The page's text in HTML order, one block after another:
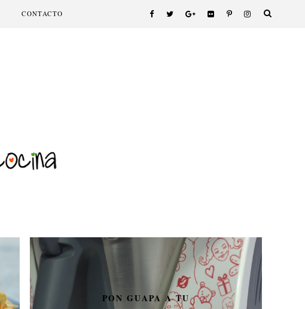
CONTACTO
PON GUAPA A TU